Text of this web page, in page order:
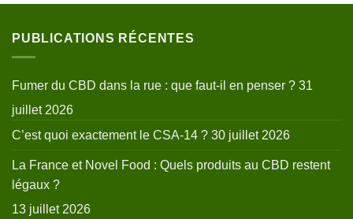
PUBLICATIONS RÉCENTES
Fumer du CBD dans la rue : que faut-il en penser ? 31
juillet 2026
C’est quoi exactement le CSA-14 ? 30 juillet 2026
La France et Novel Food : Quels produits au CBD restent
légaux ?
13 juillet 2026